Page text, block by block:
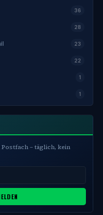
36
28
23
22
1
1
– täglich, kein